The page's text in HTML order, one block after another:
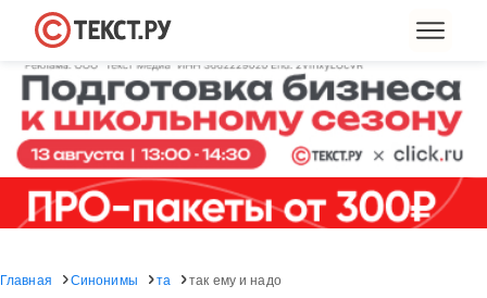
Главная Синонимы та так ему и надо